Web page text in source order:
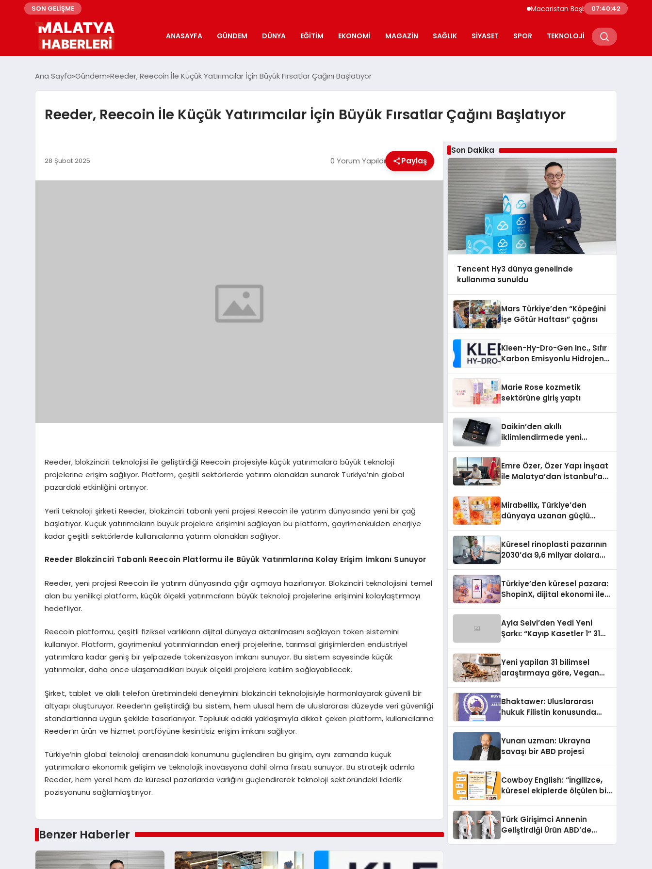
SON GELİŞME Macaristan Başbakanı Duyurdu Paks
07:40:43
ANASAYFA GÜNDEM DÜNYA EĞITIM EKONOMI MAGAZIN SAĞLIK SIYASET SPOR TEKNOLOJI
Ana Sayfa Gündem Reeder, Reecoin İle Küçük Yatırımcılar İçin Büyük Fırsatlar Çağını Başlatıyor
Reeder, Reecoin İle Küçük Yatırımcılar İçin Büyük Fırsatlar Çağını Başlatıyor
28 Şubat 2025 0 Yorum Yapıldı Paylaş
Reeder, blokzinciri teknolojisi ile geliştirdiği Reecoin projesiyle küçük yatırımcılara büyük teknoloji
projelerine erişim sağlıyor. Platform, çeşitli sektörlerde yatırım olanakları sunarak Türkiye’nin global
pazardaki etkinliğini artırıyor.
Yerli teknoloji şirketi Reeder, blokzinciri tabanlı yeni projesi Reecoin ile yatırım dünyasında yeni bir çağ
başlatıyor. Küçük yatırımcıların büyük projelere erişimini sağlayan bu platform, gayrimenkulden enerjiye
kadar çeşitli sektörlerde kullanıcılarına yatırım olanakları sağlıyor.
Reeder Blokzinciri Tabanlı Reecoin Platformu ile Büyük Yatırımlarına Kolay Erişim İmkanı Sunuyor
Reeder, yeni projesi Reecoin ile yatırım dünyasında çığır açmaya hazırlanıyor. Blokzinciri teknolojisini temel
alan bu yenilikçi platform, küçük ölçekli yatırımcıların büyük teknoloji projelerine erişimini kolaylaştırmayı
hedefliyor.
Reecoin platformu, çeşitli fiziksel varlıkların dijital dünyaya aktarılmasını sağlayan token sistemini
kullanıyor. Platform, gayrimenkul yatırımlarından enerji projelerine, tarımsal girişimlerden endüstriyel
yatırımlara kadar geniş bir yelpazede tokenizasyon imkanı sunuyor. Bu sistem sayesinde küçük
yatırımcılar, daha önce ulaşamadıkları büyük ölçekli projelere katılım sağlayabilecek.
Şirket, tablet ve akıllı telefon üretimindeki deneyimini blokzinciri teknolojisiyle harmanlayarak güvenli bir
altyapı oluşturuyor. Reeder’ın geliştirdiği bu sistem, hem ulusal hem de uluslararası düzeyde veri güvenliği
standartlarına uygun şekilde tasarlanıyor. Topluluk odaklı yaklaşımıyla dikkat çeken platform, kullanıcılarına
Reeder’ın ürün ve hizmet portföyüne kesintisiz erişim imkanı sağlıyor.
Türkiye’nin global teknoloji arenasındaki konumunu güçlendiren bu girişim, aynı zamanda küçük
yatırımcılara ekonomik gelişim ve teknolojik inovasyona dahil olma fırsatı sunuyor. Bu stratejik adımla
Reeder, hem yerel hem de küresel pazarlarda varlığını güçlendirerek teknoloji sektöründeki liderlik
pozisyonunu sağlamlaştırıyor.
Benzer Haberler
Son Dakika
Tencent Hy3 dünya genelinde
kullanıma sunuldu
Mars Türkiye’den “Köpeğini
İşe Götür Haftası” çağrısı
Kleen-Hy-Dro-Gen Inc., Sıfır
Karbon Emisyonlu Hidrojen
Aldı
Marie Rose kozmetik
sektörüne giriş yaptı
Daikin’den akıllı
iklimlendirmede yeni
Emre Özer, Özer Yapı İnşaat
ile Malatya’dan İstanbul’a
Mirabellix, Türkiye’den
dünyaya uzanan güçlü
Küresel rinoplasti pazarının
2030’da 9,6 milyar dolara
Türkiye’den küresel pazara:
ShopinX, dijital ekonomi ile
Ayla Selvi’den Yedi Yeni
Şarkı: “Kayıp Kasetler 1” 31
Yeni yapilan 31 bilimsel
araştırmaya göre, Vegan
Sindirildiğini Ortaya Koydu
Bhaktawer: Uluslararası
hukuk Filistin konusunda
Yunan uzman: Ukrayna
savaşı bir ABD projesi
Cowboy English: “İngilizce,
küresel ekiplerde ölçülen bir
Türk Girişimci Annenin
Geliştirdiği Ürün ABD’de